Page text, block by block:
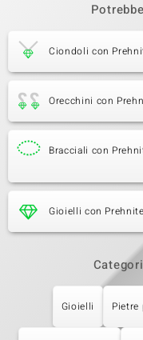
Ciondoli con
Orecchini con
Bracciali con
Gioielli con Prehnite
Gioielli Pietre